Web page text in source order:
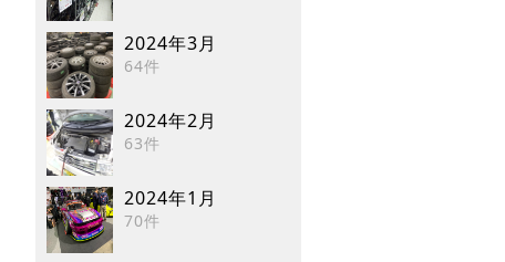
2024年3月
64件
2024年2月
63件
2024年1月
70件